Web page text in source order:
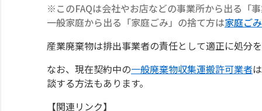
※このFAQは会社やお店などの事業所から出る「
一般家庭から出る「家庭ごみ」の捨て方は家庭ご
産業廃棄物は排出事業者の責任として適正に処分
なお、現在契約中の一般廃棄物収集運搬許可業者
談する方法もあります。
【関連リンク】